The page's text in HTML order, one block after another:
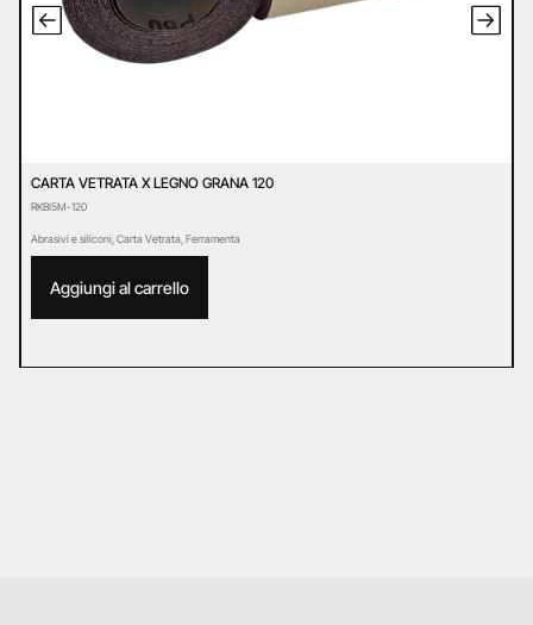
CARTA VETRATA X LEGNO GRANA 120
RKBI5M-120
Abrasivi e siliconi Carta Vetrata Ferramenta
Aggiungi al carrello